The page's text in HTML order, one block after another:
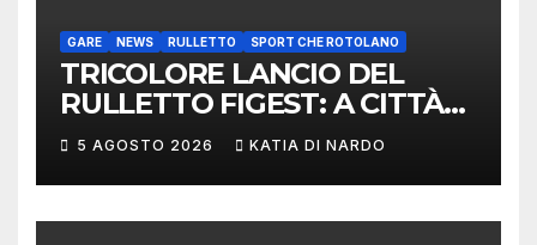
GARE NEWS RULLETTO SPORT CHE ROTOLANO
TRICOLORE LANCIO DEL
RULLETTO FIGEST: A CITTÀ
DI CASTELLO VINCONO
MARCHIGIANI ED UMBRI
5 AGOSTO 2026 KATIA DI NARDO